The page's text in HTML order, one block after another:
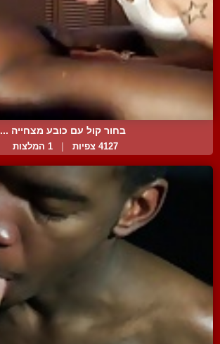
בחור קול עם כובע מצחייה ...
4127 צפיות 1 המלצות